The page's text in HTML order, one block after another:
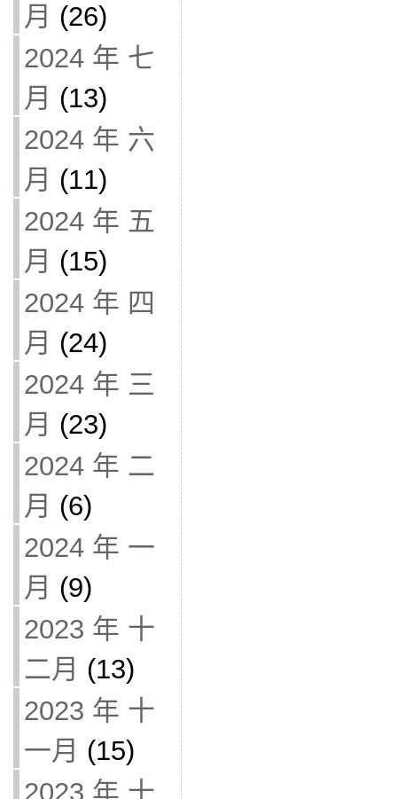
月 (26)
2024 年 七
月 (13)
2024 年 六
月 (11)
2024 年 五
月 (15)
2024 年 四
月 (24)
2024 年 三
月 (23)
2024 年 二
月 (6)
2024 年 一
月 (9)
2023 年 十
二月 (13)
2023 年 十
一月 (15)
2023 年 十